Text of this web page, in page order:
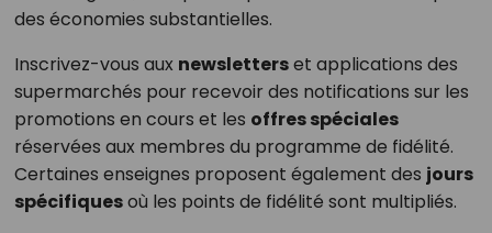
des économies substantielles.
Inscrivez-vous aux newsletterset applications des
supermarchés pour recevoir des notifications sur les
promotions en cours et les offres spéciales
réservées aux membres du programme de fidélité.
Certaines enseignes proposent également des jours
spécifiquesoù les points de fidélité sont multipliés.